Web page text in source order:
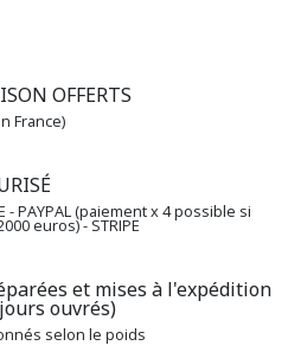
OFFERTS
France)
- PAYPAL (paiement x 4 possible si
euros) - STRIPE
et mises à l'expédition
ouvrés)
selon le poids